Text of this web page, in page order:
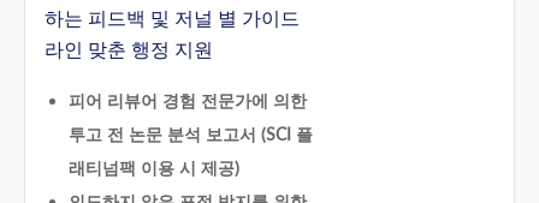
하는 피드백 및 저널 별 가이드
라인 맞춘 행정 지원
피어 리뷰어 경험 전문가에 의한
투고 전 논문 분석 보고서 (SCI 플
래티넘팩 이용 시 제공)